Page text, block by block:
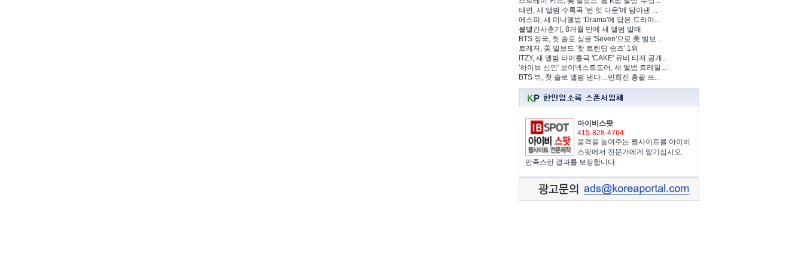
태연, 새 앨범 수록곡 '번 잇 다운'에 담아낸 ...
에스파, 새 미니앨범 'Drama'에 담은 드라마...
볼빨간사춘기, 8개월 만에 새 앨범 발매
BTS 정국, 첫 솔로 싱글 'Seven'으로 美 빌보...
트레저, 美 빌보드 '핫 트렌딩 송즈' 1위
ITZY, 새 앨범 타이틀곡 'CAKE' 뮤비 티저 공개...
'하이브 신인' 보이넥스트도어, 새 앨범 트레일...
BTS 뷔, 첫 솔로 앨범 낸다…민희진 총괄 프...
아이비스팟
415-828-4764
품격을 높여주는 웹사이트를 아이비
스팟에서 전문가에게 맡기십시오.
만족스런 결과를 보장합니다.